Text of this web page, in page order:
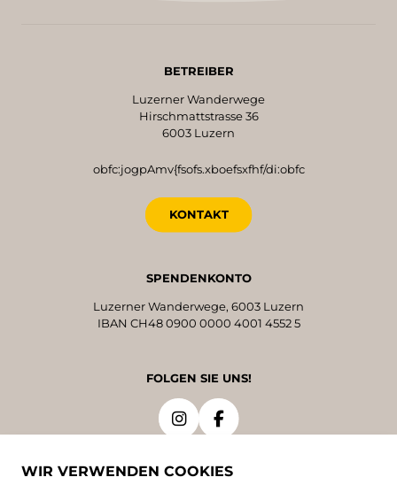
BETREIBER
Luzerner Wanderwege
Hirschmattstrasse 36
6003 Luzern
obfc:jogpAmv{fsofs.xboefsxfhf/di:obfc
KONTAKT
SPENDENKONTO
Luzerner Wanderwege, 6003 Luzern
IBAN CH48 0900 0000 4001 4552 5
FOLGEN SIE UNS!
WIR VERWENDEN COOKIES